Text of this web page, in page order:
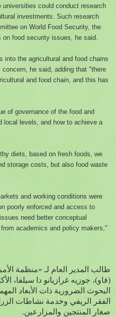
could conduct research
investments. Such research
on World Food Security, the
on food security issues, he said.
into the agricultural and food chains
he said, adding that "there
and food chain, and this has
of governance of the food and
local levels, and how to achieve a
diets, based on fresh foods, we
storage costs, but also food waste
and working conditions were
poorly enforced and access to
need better conceptual
academics and policy makers,"
طالب المدير العام لـ «منظمة
(فاو)، جوزيه غرازيانو دا سيلفا،
البحوث الضرورية ذات الأبعاد
الفقر الريفي وخدمة نشاطات
صغار المنتجين والمزارعين.